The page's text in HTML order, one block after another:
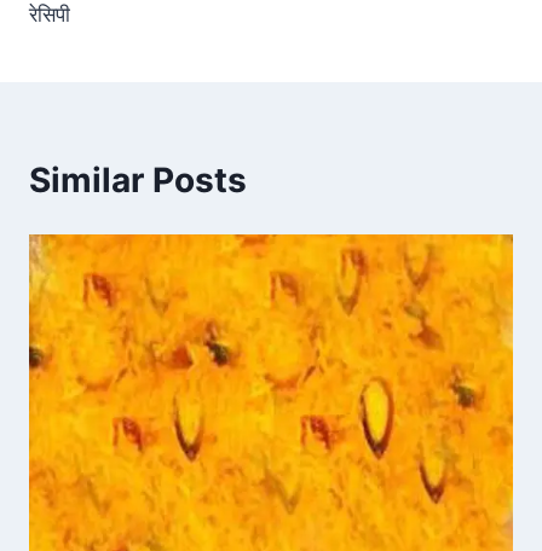
रेसिपी
Similar Posts